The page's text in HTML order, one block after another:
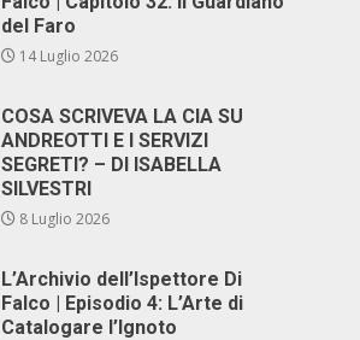
del Faro
14 Luglio 2026
COSA SCRIVEVA LA CIA SU
ANDREOTTI E I SERVIZI
SEGRETI? – DI ISABELLA
SILVESTRI
8 Luglio 2026
L’Archivio dell’Ispettore Di
Falco | Episodio 4: L’Arte di
Catalogare l’Ignoto